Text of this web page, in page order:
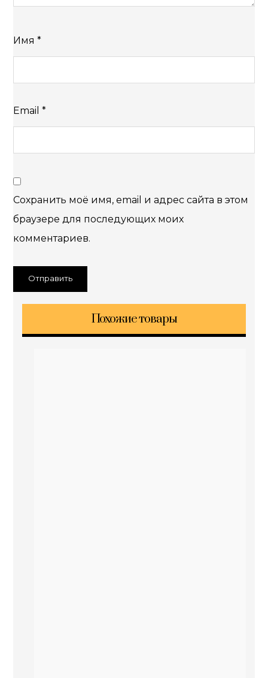
Имя*
Email*
Сохранить моё имя, email и адрес сайта в этом
браузере для последующих моих
комментариев.
Похожие товары